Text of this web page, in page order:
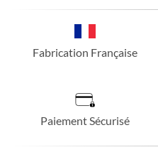
Fabrication Française
Paiement Sécurisé